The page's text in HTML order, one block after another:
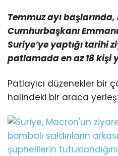
Temmuz ayı başlarında,
Cumhurbaşkanı
Suriye’ye yaptığı tarihi
patlamada en az 18 kişi
Patlayıcı düzenekler bir
halindeki bir araca